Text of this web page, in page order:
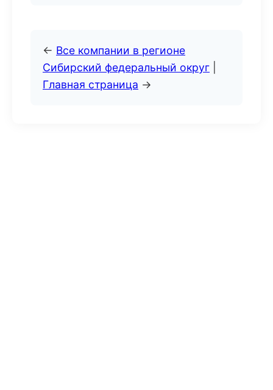
← Все компании в регионе
Сибирский федеральный округ
Главная страница →